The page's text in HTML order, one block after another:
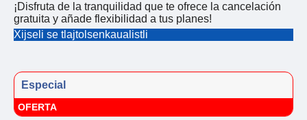
¡Disfruta de la tranquilidad que te ofrece la cancelación
gratuita y añade flexibilidad a tus planes!
Xijseli se tlajtolsenkaualistli
Especial
OFERTA